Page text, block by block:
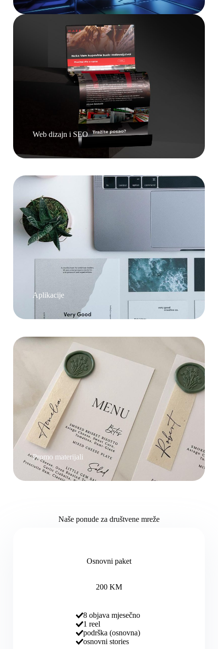
Web dizajn i SEO
Aplikacije
Promo materijali
Naše ponude za društvene mreže
Osnovni paket
200 KM
8 objava mjesečno
1 reel
podrška (osnovna)
osnovni stories